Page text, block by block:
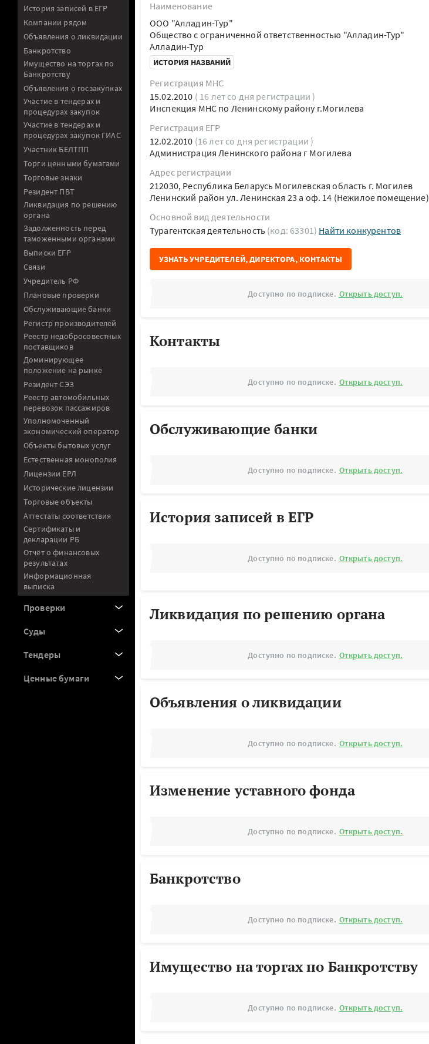
История записей в ЕГР
Компании рядом
Объявления о ликвидации
Банкротство
Имущество на торгах по
Банкротству
Объявления о госзакупках
Участие в тендерах и
процедурах закупок
Участие в тендерах и
процедурах закупок ГИАС
Участник БЕЛТПП
Торги ценными бумагами
Торговые знаки
Резидент ПВТ
Ликвидация по решению
органа
Задолженность перед
таможенными органами
Выписки ЕГР
Связи
Учредитель РФ
Плановые проверки
Обслуживающие банки
Регистр производителей
Реестр недобросовестных
поставщиков
Доминирующее
положение на рынке
Резидент СЭЗ
Реестр автомобильных
перевозок пассажиров
Уполномоченный
экономический оператор
Объекты бытовых услуг
Естественная монополия
Лицензии ЕРЛ
Исторические лицензии
Торговые объекты
Аттестаты соответствия
Сертификаты и
декларации РБ
Отчёт о финансовых
результатах
Информационная
выписка
Проверки
Суды
Тендеры
Ценные бумаги
Наименование
ООО "Алладин-Тур"
Общество с ограниченной ответственностью "Алладин-Тур"
Алладин-Тур
ИСТОРИЯ НАЗВАНИЙ
Регистрация МНС
15.02.2010 ( 16 лет со дня регистрации )
Инспекция МНС по Ленинскому району г.Могилева
Регистрация ЕГР
12.02.2010 (16 лет со дня регистрации )
Администрация Ленинского района г Могилева
Адрес регистрации
212030, Республика Беларусь Могилевская область г. Могилев
Ленинский район ул. Ленинская 23 а оф. 14 (Нежилое помещение)
Основной вид деятельности
Турагентская деятельность (код: 63301) Найти конкурентов
УЗНАТЬ УЧРЕДИТЕЛЕЙ, ДИРЕКТОРА, КОНТАКТЫ
Доступно по подписке. Открыть доступ.
Контакты
Доступно по подписке. Открыть доступ.
Обслуживающие банки
Доступно по подписке. Открыть доступ.
История записей в ЕГР
Доступно по подписке. Открыть доступ.
Ликвидация по решению органа
Доступно по подписке. Открыть доступ.
Объявления о ликвидации
Доступно по подписке. Открыть доступ.
Изменение уставного фонда
Доступно по подписке. Открыть доступ.
Банкротство
Доступно по подписке. Открыть доступ.
Имущество на торгах по Банкротству
Доступно по подписке. Открыть доступ.